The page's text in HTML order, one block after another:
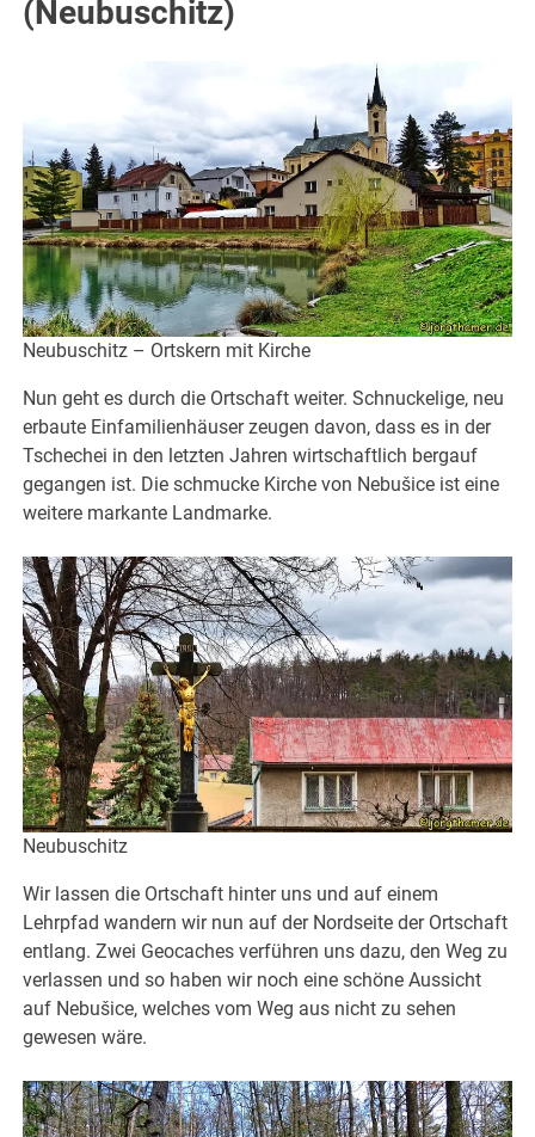
(Neubuschitz)
Neubuschitz – Ortskern mit Kirche
Nun geht es durch die Ortschaft weiter. Schnuckelige, neu
erbaute Einfamilienhäuser zeugen davon, dass es in der
Tschechei in den letzten Jahren wirtschaftlich bergauf
gegangen ist. Die schmucke Kirche von Nebušice ist eine
weitere markante Landmarke.
Neubuschitz
Wir lassen die Ortschaft hinter uns und auf einem
Lehrpfad wandern wir nun auf der Nordseite der Ortschaft
entlang. Zwei Geocaches verführen uns dazu, den Weg zu
verlassen und so haben wir noch eine schöne Aussicht
auf Nebušice, welches vom Weg aus nicht zu sehen
gewesen wäre.